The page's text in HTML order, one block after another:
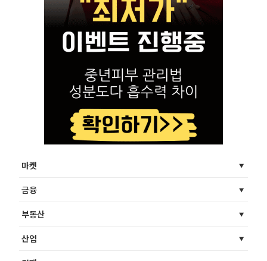
마켓
금융
부동산
산업